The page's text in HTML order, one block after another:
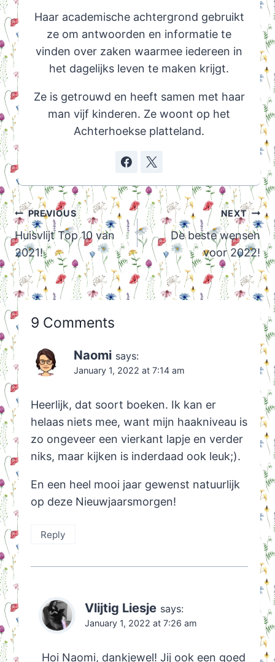
Haar academische achtergrond gebruikt
ze om antwoorden en informatie te
vinden over zaken waarmee iedereen in
het dagelijks leven te maken krijgt.
Ze is getrouwd en heeft samen met haar
man vijf kinderen. Ze woont op het
Achterhoekse platteland.
Post
navigation
PREVIOUS
Huisvlijt Top 10 van
2021!
NEXT
De beste wensen
voor 2022!
9 Comments
Naomi says:
January 1, 2022 at 7:14 am
Heerlijk, dat soort boeken. Ik kan er
helaas niets mee, want mijn haakniveau is
zo ongeveer een vierkant lapje en verder
niks, maar kijken is inderdaad ook leuk;).
En een heel mooi jaar gewenst natuurlijk
op deze Nieuwjaarsmorgen!
Reply
Vlijtig Liesje says:
January 1, 2022 at 7:26 am
Hoi Naomi, dankjewel! Jij ook een goed